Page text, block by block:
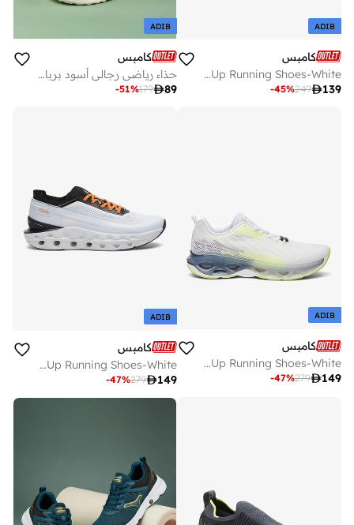
ADIB
كامبس
Men Rustik Yoga Max Lace-Up Running Shoes-White
139
249
-45%
ADIB
كامبس
حذاء رياضي رجالي أسود برباط وقماش مسامي ونعل متين
89
179
-51%
ADIB
كامبس
Men Crash Yoga Max Lace-Up Running Shoes-White
149
279
-47%
ADIB
كامبس
Men Coil Pro Bubble Yoga Max Lace-Up Running Shoes-White
149
279
-47%